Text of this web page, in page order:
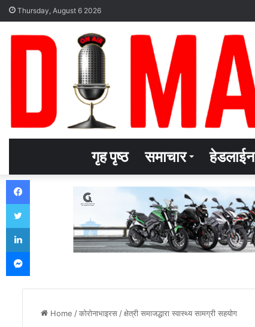
Thursday, August 6 2026
गृह पृष्ठ समाचार हेडलाईन
Home /कोरोनाभाइरस /क्षेत्री समाजद्धारा स्वास्थ्य सामग्री सहयोग
Facebook
Twitter
LinkedIn
Messenger